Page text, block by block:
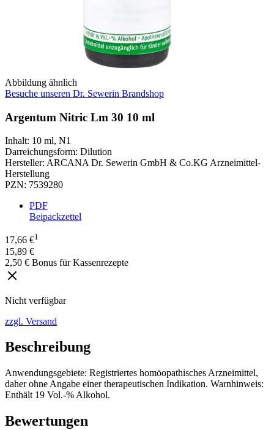
Abbildung ähnlich
Besuche unseren Dr. Sewerin Brandshop
Argentum Nitric Lm 30 10 ml
Inhalt: 10 ml, N1
Darreichungsform: Dilution
Hersteller: ARCANA Dr. Sewerin GmbH & Co.KG Arzneimittel-
Herstellung
PZN: 7539280
PDF
Beipackzettel
17,66 €1
15,89 €
2,50 € Bonus für Kassenrezepte
Nicht verfügbar
zzgl. Versand
Beschreibung
Anwendungsgebiete: Registriertes homöopathisches Arzneimittel,
daher ohne Angabe einer therapeutischen Indikation. Warnhinweis:
Enthält 19 Vol.-% Alkohol.
Bewertungen